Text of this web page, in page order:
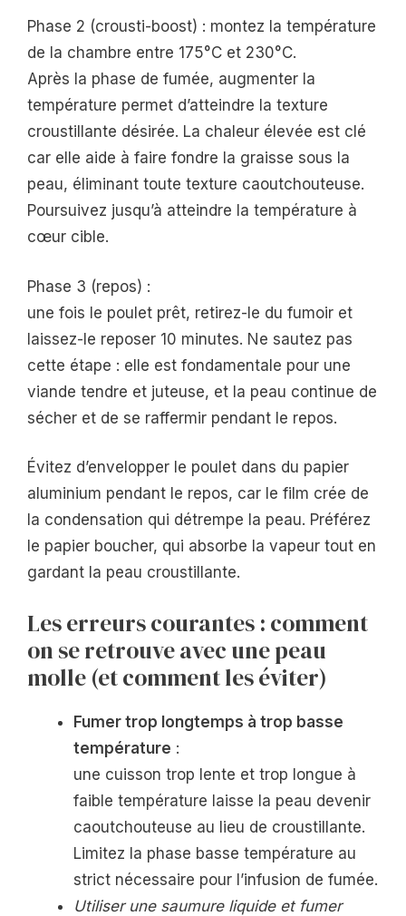
Phase 2 (crousti-boost) : montez la température
de la chambre entre 175°C et 230°C.
Après la phase de fumée, augmenter la
température permet d’atteindre la texture
croustillante désirée. La chaleur élevée est clé
car elle aide à faire fondre la graisse sous la
peau, éliminant toute texture caoutchouteuse.
Poursuivez jusqu’à atteindre la température à
cœur cible.
Phase 3 (repos) :
une fois le poulet prêt, retirez-le du fumoir et
laissez-le reposer 10 minutes. Ne sautez pas
cette étape : elle est fondamentale pour une
viande tendre et juteuse, et la peau continue de
sécher et de se raffermir pendant le repos.
Évitez d’envelopper le poulet dans du papier
aluminium pendant le repos, car le film crée de
la condensation qui détrempe la peau. Préférez
le papier boucher, qui absorbe la vapeur tout en
gardant la peau croustillante.
Les erreurs courantes : comment
on se retrouve avec une peau
molle (et comment les éviter)
Fumer trop longtemps à trop basse
température :
une cuisson trop lente et trop longue à
faible température laisse la peau devenir
caoutchouteuse au lieu de croustillante.
Limitez la phase basse température au
strict nécessaire pour l’infusion de fumée.
Utiliser une saumure liquide et fumer